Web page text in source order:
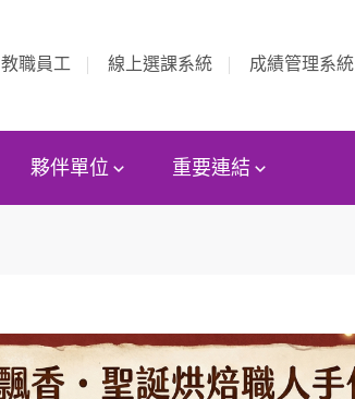
教職員工 線上選課系統 成績管理系統
夥伴單位 重要連結